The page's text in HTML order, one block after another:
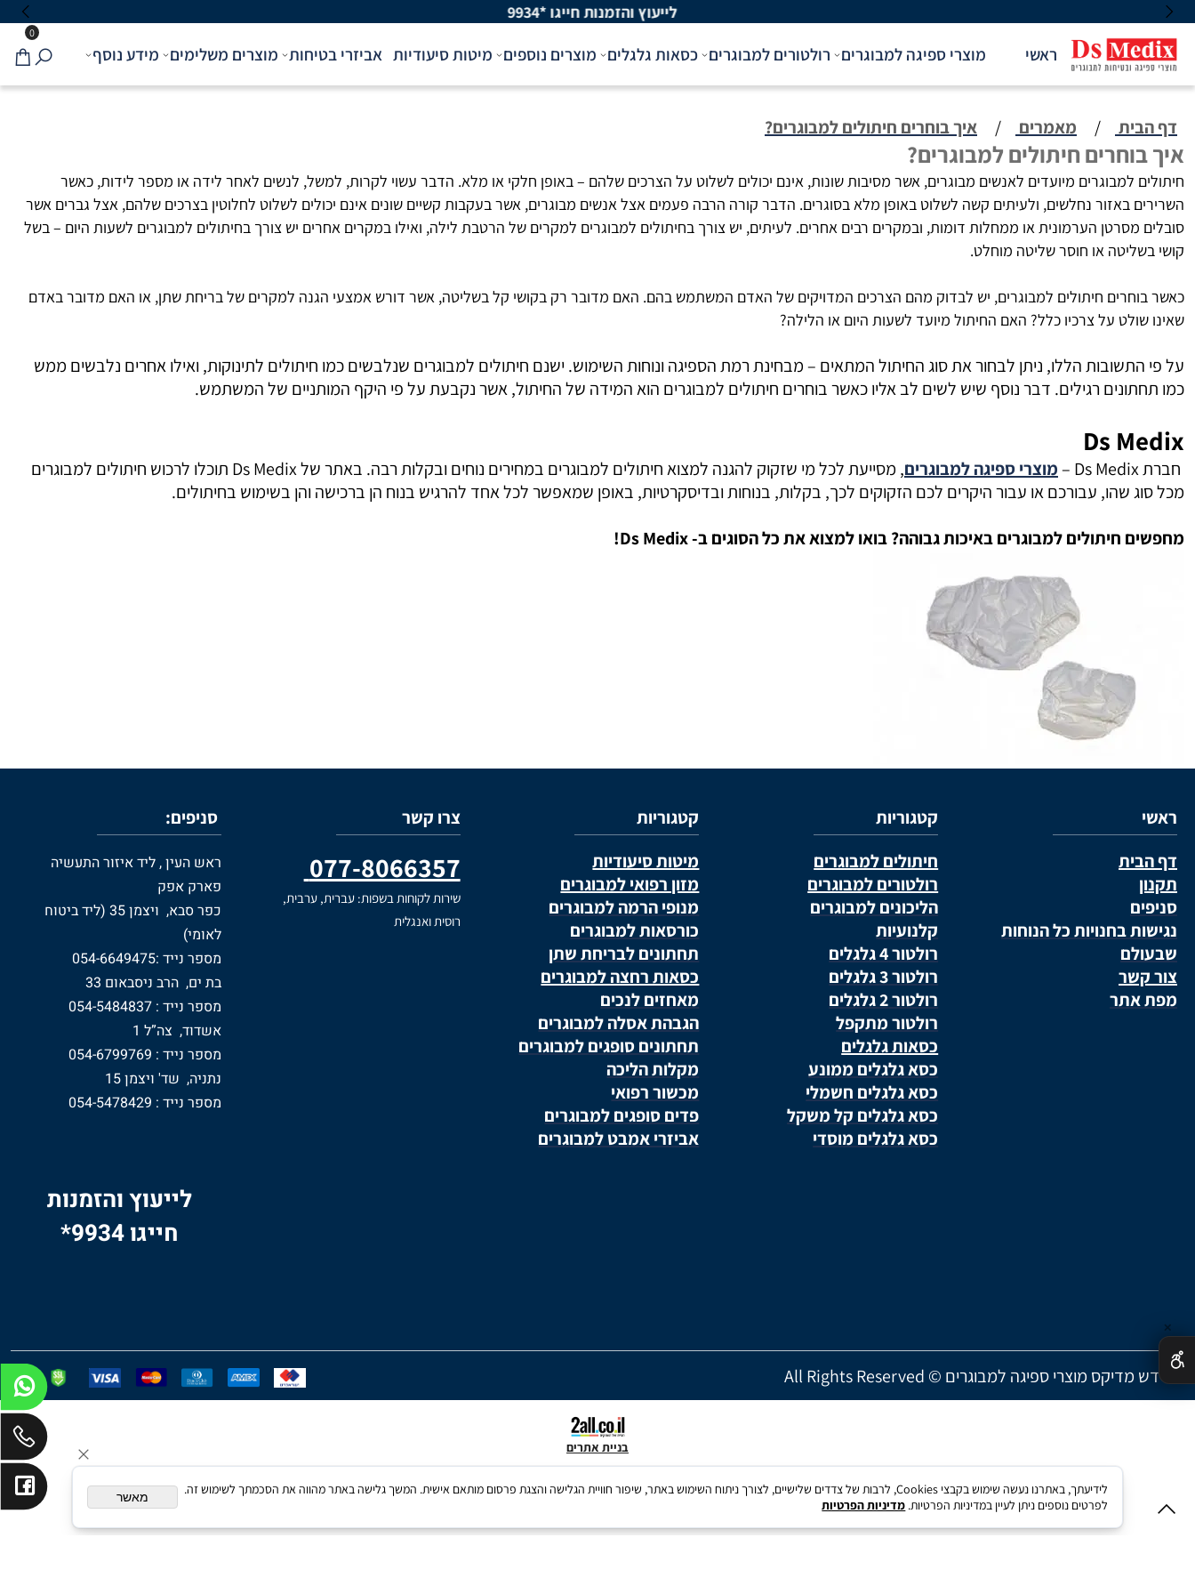
לייעוץ והזמנות חייגו *9934
0
ראשי מוצרי ספיגה למבוגרים רולטורים למבוגרים כסאות גלגלים מוצרים נוספים מיטות סיעודיות אביזרי בטיחות מוצרים משלימים מידע נוסף
דף הבית / מאמרים / איך בוחרים חיתולים למבוגרים?
איך בוחרים חיתולים למבוגרים?
חיתולים למבוגרים מיועדים לאנשים מבוגרים, אשר מסיבות שונות, אינם יכולים לשלוט על הצרכים שלהם – באופן חלקי או מלא. הדבר עשוי לקרות, למשל, לנשים לאחר לידה או מספר לידות, כאשר
השרירים באזור נחלשים, ולעיתים קשה לשלוט באופן מלא בסוגרים. הדבר קורה הרבה פעמים אצל אנשים מבוגרים, אשר בעקבות קשיים שונים אינם יכולים לשלוט לחלוטין בצרכים שלהם, אצל גברים אשר
סובלים מסרטן הערמונית או ממחלות דומות, ובמקרים רבים אחרים. לעיתים, יש צורך בחיתולים למבוגרים למקרים של הרטבת לילה, ואילו במקרים אחרים יש צורך בחיתולים למבוגרים לשעות היום – בשל
קושי בשליטה או חוסר שליטה מוחלט.
כאשר בוחרים חיתולים למבוגרים, יש לבדוק מהם הצרכים המדויקים של האדם המשתמש בהם. האם מדובר רק בקושי קל בשליטה, אשר דורש אמצעי הגנה למקרים של בריחת שתן, או האם מדובר באדם
שאינו שולט על צרכיו כלל? האם החיתול מיועד לשעות היום או הלילה?
על פי התשובות הללו, ניתן לבחור את סוג החיתול המתאים – מבחינת רמת הספיגה ונוחות השימוש. ישנם חיתולים למבוגרים שנלבשים כמו חיתולים לתינוקות, ואילו אחרים נלבשים ממש
כמו תחתונים רגילים. דבר נוסף שיש לשים לב אליו כאשר בוחרים חיתולים למבוגרים הוא המידה של החיתול, אשר נקבעת על פי היקף המותניים של המשתמש.
Ds Medix
חברת Ds Medix – מוצרי ספיגה למבוגרים
, מסייעת לכל מי שזקוק להגנה למצוא חיתולים למבוגרים במחירים נוחים ובקלות רבה. באתר של Ds Medix תוכלו לרכוש חיתולים למבוגרים
מכל סוג שהו, עבורכם או עבור היקרים לכם הזקוקים לכך, בקלות, בנוחות ובדיסקרטיות, באופן שמאפשר לכל אחד להרגיש בנוח הן ברכישה והן בשימוש בחיתולים.
מחפשים חיתולים למבוגרים באיכות גבוהה? בואו למצוא את כל הסוגים ב-
!
ראשי
דף הבית
תקנון
סניפים
נגישות בחנויות כל הנוחות
שבעולם
צור קשר
מפת אתר
קטגוריות
חיתולים למבוגרים
רולטורים למבוגרים
הליכונים למבוגרים
קלנועיות
רולטור 4 גלגלים
רולטור 3 גלגלים
רולטור 2 גלגלים
רולטור מתקפל
כסאות גלגלים
כסא גלגלים ממונע
כסא גלגלים חשמלי
כסא גלגלים קל משקל
כסא גלגלים מוסדי
קטגוריות
מיטות סיעודיות
מזון רפואי למבוגרים
מנופי הרמה למבוגרים
כורסאות למבוגרים
תחתונים לבריחת שתן
כסאות רחצה למבוגרים
מאחזים לנכים
הגבהת אסלה למבוגרים
תחתונים סופגים למבוגרים
מקלות הליכה
מכשור רפואי
פדים סופגים למבוגרים
אביזרי אמבט למבוגרים
צרו קשר
077-8066357
שירות לקוחות בשפות: עברית, ערבית,
רוסית ואנגלית
סניפים:
ראש העין , ליד איזור התעשיה
פארק אפק
כפר סבא, ויצמן 35 (ליד ביטוח
לאומי)
מספר נייד :054-6649475
בת ים, הרב ניסבאום 33
מספר נייד : 054-5484837
אשדוד, צה”ל 1
מספר נייד : 054-6799769
נתניה, שד' ויצמן 15
מספר נייד : 054-5478429
לייעוץ והזמנות
חייגו 9934*
דש מדיקס מוצרי ספיגה למבוגרים © All Rights Reserved
בניית אתרים
בהזנת הקוד- MEDIX5
*למעט מוצרי ספיגה ומזון רפואי
✕
לידיעתך, באתרנו נעשה שימוש בקבצי Cookies, לרבות של צדדים שלישיים, לצורך ניתוח השימוש באתר, שיפור חוויית הגלישה והצגת פרסום מותאם אישית. המשך גלישה באתר מהווה את הסכמתך לשימוש זה.
לפרטים נוספים ניתן לעיין במדיניות הפרטיות. מדיניות הפרטיות מאשר